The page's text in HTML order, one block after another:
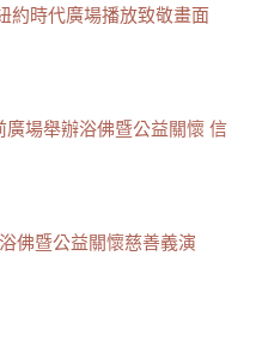
約時代廣場播放致敬畫面
場舉辦浴佛暨公益關懷 信
佛暨公益關懷慈善義演